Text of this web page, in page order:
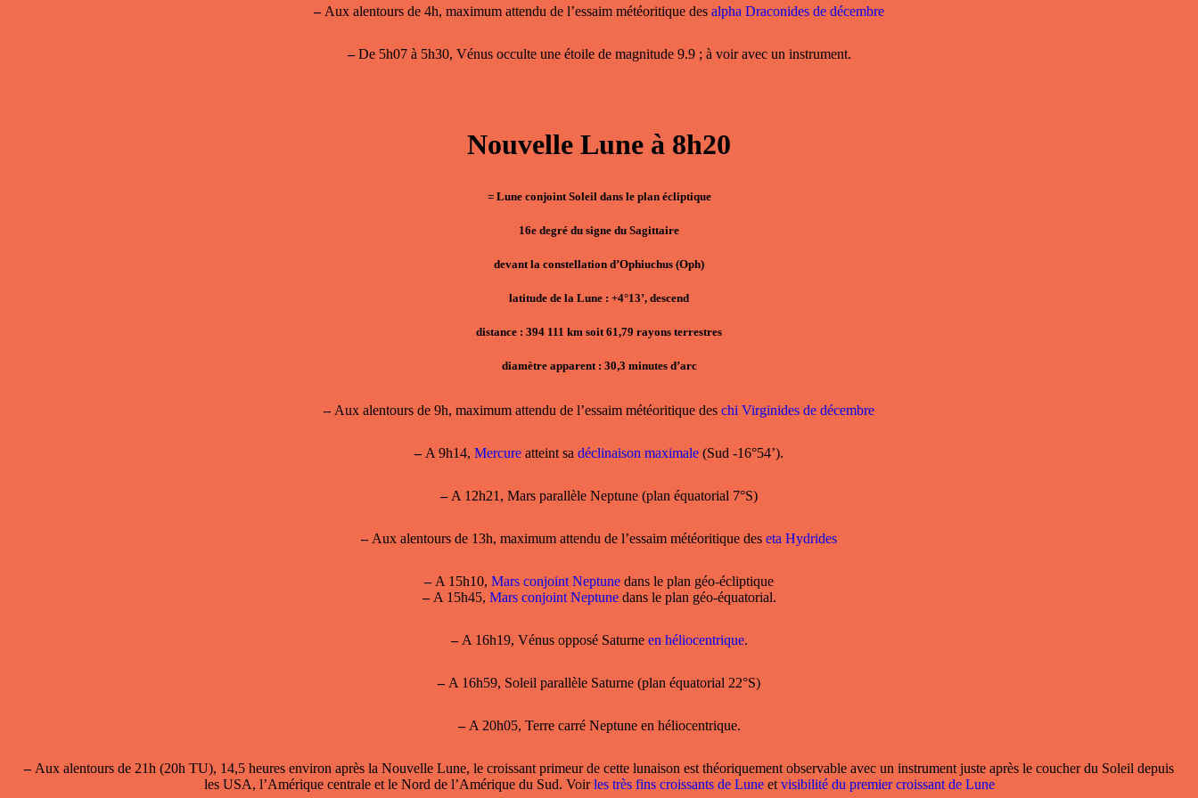
–Aux alentours de 4h, maximum attendu de l’essaim météoritique des alpha Draconides de décembre
–De 5h07 à 5h30, Vénus occulte une étoilede magnitude 9.9 ; à voir avec un instrument.
Nouvelle Lune à 8h20
= Lune conjoint Soleil dans le plan écliptique
16e degré du signe du Sagittaire
devant la constellation d’Ophiuchus (Oph)
latitude de la Lune : +4°13’, descend
distance : 394 111 km soit 61,79 rayons terrestres
diamètre apparent : 30,3 minutes d’arc
–Aux alentours de 9h, maximum attendu de l’essaim météoritique des chi Virginides de décembre
–A 9h14, Mercure atteint sa déclinaison maximale (Sud -16°54’).
–A 12h21, Mars parallèle Neptune (plan équatorial 7°S)
–Aux alentours de 13h, maximum attendu de l’essaim météoritique des eta Hydrides
–A 15h10, Mars conjoint Neptune dans le plan géo-écliptique
–A 15h45, Mars conjoint Neptunedans le plan géo-équatorial.
–A 16h19, Vénus opposé Saturne en héliocentrique.
–A 16h59, Soleil parallèle Saturne (plan équatorial 22°S)
–A 20h05, Terre carré Neptuneen héliocentrique.
–Aux alentours de 21h (20h TU), 14,5 heures environ après la Nouvelle Lune, le croissant primeurde cette lunaison est théoriquement observable avec un instrument juste après le coucher du Soleil depuis
les USA, l’Amérique centrale et le Nord de l’Amérique du Sud. Voirles très fins croissants de Luneet visibilité du premier croissant de Lune